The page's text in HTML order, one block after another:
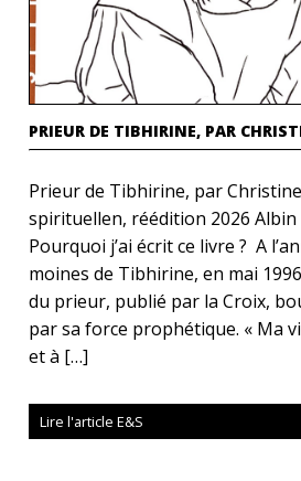
PRIEUR DE TIBHIRINE, PAR
Prieur de Tibhirine, par
spirituellen, réédition 2026 Albin
Pourquoi j’ai écrit ce livre ? A
moines de Tibhirine, en mai
du prieur, publié par la Croix,
par sa force prophétique. « Ma
et à […]
Lire l'article E&S